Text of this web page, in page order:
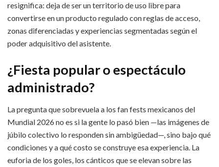
resignifica: deja de ser un territorio de uso libre para
convertirse en un producto regulado con reglas de acceso,
zonas diferenciadas y experiencias segmentadas según el
poder adquisitivo del asistente.
¿Fiesta popular o espectáculo
administrado?
La pregunta que sobrevuela a los fan fests mexicanos del
Mundial 2026 no es si la gente lo pasó bien —las imágenes de
júbilo colectivo lo responden sin ambigüedad—, sino bajo qué
condiciones y a qué costo se construye esa experiencia. La
euforia de los goles, los cánticos que se elevan sobre las